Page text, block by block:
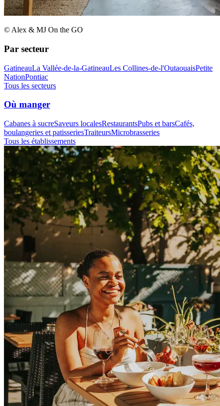
© Alex & MJ On the GO
Par secteur
GatineauLa Vallée-de-la-GatineauLes Collines-de-l'OutaouaisPetite
NationPontiac
Tous les secteurs
Où manger
Cabanes à sucreSaveurs localesRestaurantsPubs et barsCafés,
boulangeries et patisseriesTraiteursMicrobrasseries
Tous les établissements